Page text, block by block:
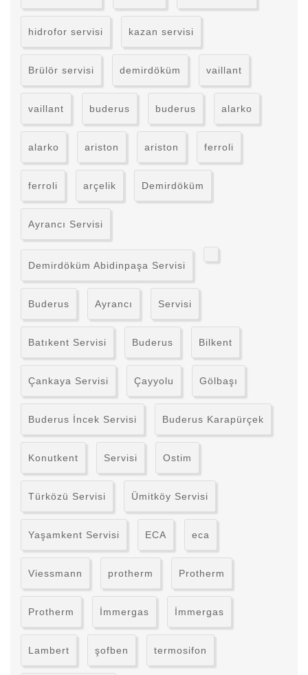
hidrofor servisi kazan servisi
Brülör servisi demirdöküm vaillant
vaillant buderus buderus alarko
alarko ariston ariston ferroli
ferroli arçelik Demirdöküm
Ayrancı Servisi
Demirdöküm Abidinpaşa Servisi
Buderus Ayrancı Servisi
Batıkent Servisi Buderus Bilkent
Çankaya Servisi Çayyolu Gölbaşı
Buderus İncek Servisi Buderus Karapürçek
Konutkent Servisi Ostim
Türközü Servisi Ümitköy Servisi
Yaşamkent Servisi ECA eca
Viessmann protherm Protherm
Protherm İmmergas İmmergas
Lambert şofben termosifon